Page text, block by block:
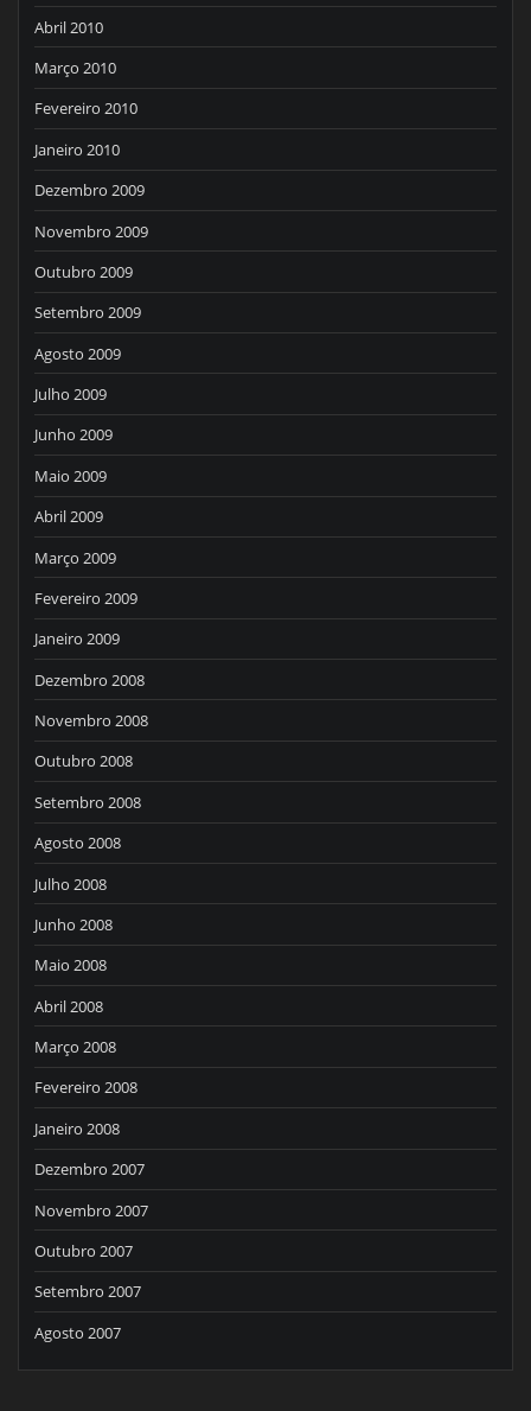
Abril 2010
Março 2010
Fevereiro 2010
Janeiro 2010
Dezembro 2009
Novembro 2009
Outubro 2009
Setembro 2009
Agosto 2009
Julho 2009
Junho 2009
Maio 2009
Abril 2009
Março 2009
Fevereiro 2009
Janeiro 2009
Dezembro 2008
Novembro 2008
Outubro 2008
Setembro 2008
Agosto 2008
Julho 2008
Junho 2008
Maio 2008
Abril 2008
Março 2008
Fevereiro 2008
Janeiro 2008
Dezembro 2007
Novembro 2007
Outubro 2007
Setembro 2007
Agosto 2007